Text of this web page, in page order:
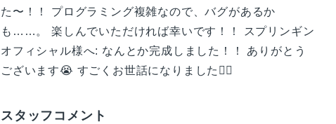
た〜！！ プログラミング複雑なので、バグがあるか
も……。 楽しんでいただければ幸いです！！ スプリンギン
オフィシャル様へ: なんとか完成しました！！ ありがとう
ございます😭 すごくお世話になりました🙇‍♀️
スタッフコメント